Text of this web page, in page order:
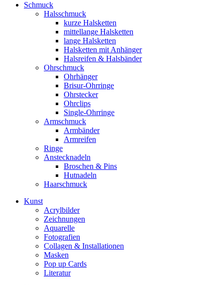
Schmuck
Halsschmuck
kurze Halsketten
mittellange Halsketten
lange Halsketten
Halsketten mit Anhänger
Halsreifen & Halsbänder
Ohrschmuck
Ohrhänger
Brisur-Ohrringe
Ohrstecker
Ohrclips
Single-Ohrringe
Armschmuck
Armbänder
Armreifen
Ringe
Anstecknadeln
Broschen & Pins
Hutnadeln
Haarschmuck
Kunst
Acrylbilder
Zeichnungen
Aquarelle
Fotografien
Collagen & Installationen
Masken
Pop up Cards
Literatur